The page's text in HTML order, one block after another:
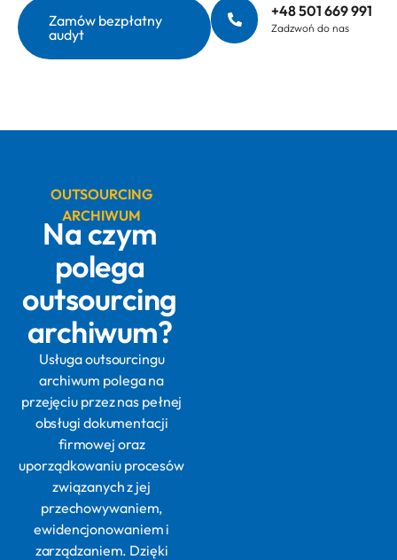
Zamów bezpłatny
audyt
+48 501 669 991
Zadzwoń do nas
OUTSOURCING
ARCHIWUM
Na czym
polega
outsourcing
archiwum?
Usługa outsourcingu
archiwum polega na
przejęciu przez nas pełnej
obsługi dokumentacji
firmowej oraz
uporządkowaniu procesów
związanych z jej
przechowywaniem,
ewidencjonowaniem i
zarządzaniem. Dzięki